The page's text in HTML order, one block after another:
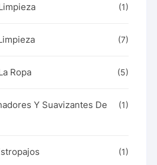
(1)
(7)
Ropa (5)
Y Suavizantes De
(1)
(1)